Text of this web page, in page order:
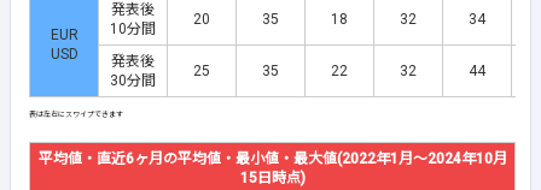
EUR
USD
発表後
10分間
20 35 18 32 34
発表後
30分間
25 35 22 32 44
平均値・直近6ヶ月の平均値・最小値・最大値(2022年1月～2024年10月
15日時点)